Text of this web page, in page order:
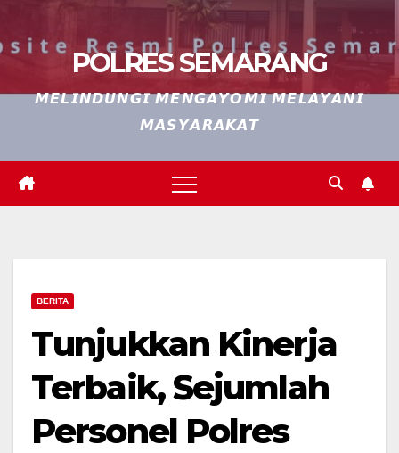
POLRES SEMARANG
𝙈𝙀𝙇𝙄𝙉𝘿𝙐𝙉𝙂𝙄 𝙈𝙀𝙉𝙂𝘼𝙔𝙊𝙈𝙄 𝙈𝙀𝙇𝘼𝙔𝘼𝙉𝙄
𝙈𝘼𝙎𝙔𝘼𝙍𝘼𝙆𝘼𝙏
BERITA
Tunjukkan Kinerja
Terbaik, Sejumlah
Personel Polres